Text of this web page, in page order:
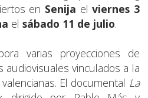
en Senija elviernes 3
el sábado 11 de julio.
varias proyecciones de
audiovisuales vinculados a la
El documental La